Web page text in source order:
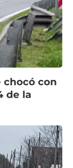
con
de la